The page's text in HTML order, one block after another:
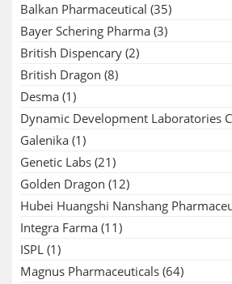
Balkan Pharmaceutical (35)
Bayer Schering Pharma (3)
British Dispencary (2)
British Dragon (8)
Desma (1)
Dynamic Development Laboratories
Galenika (1)
Genetic Labs (21)
Golden Dragon (12)
Hubei Huangshi Nanshang
Integra Farma (11)
ISPL (1)
Magnus Pharmaceuticals (64)